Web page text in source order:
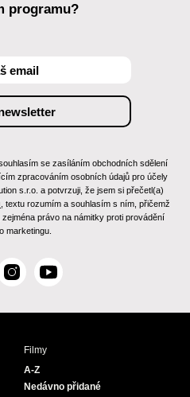
programu?
se zasíláním obchodních sdělení
zpracováním osobních údajů pro účely
s.r.o. a potvrzuji, že jsem si přečetl(a)
, textu rozumím a souhlasím s ním, přičemž
právo na námitky proti provádění
marketingu.
I
s
Y
u
Filmy
A-Z
Nedávno přidané